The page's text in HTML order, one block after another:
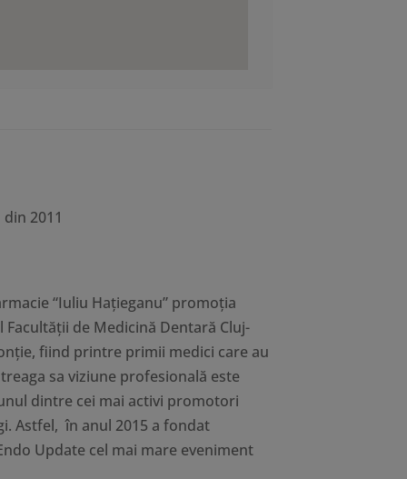
2011
“Iuliu Haţieganu” promoţia
de Medicină Dentară Cluj-
fiind printre primii medici care au
sa viziune profesională este
dintre cei mai activi promotori
Astfel, în anul 2015 a fondat
Update cel mai mare eveniment